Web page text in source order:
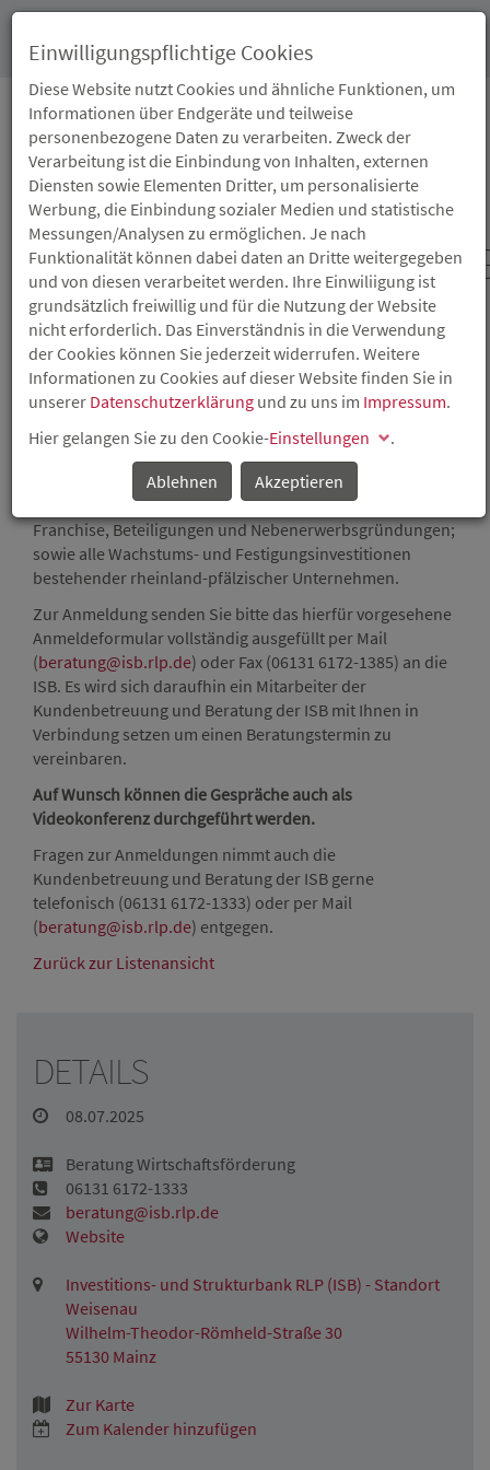
ISB-BERATUNGSTAG
DER
IN MAINZ
Der ISB-Beratungstag richtet sich an Existenzgründer und
Unternehmen mitBetriebsstättein Rheinland-Pfalz,
welche die Finanzierung ihres Vorhabens durch die
Einbeziehung öffentlicher Mittel optimieren wollen.
Beraten werden u.a. die Möglichkeiten der Einbindung
öffentlicher Mittel in die Finanzierungen aller Arten von
Gründungsvorhaben; so z. B. auch Betriebsübernahmen,
Franchise, Beteiligungen und Nebenerwerbsgründungen;
sowie alle Wachstums- und Festigungsinvestitionen
bestehender rheinland-pfälzischer Unternehmen.
Zur Anmeldung senden Sie bitte das hierfür vorgesehene
Anmeldeformular vollständig ausgefüllt per Mail
(beratung@isb.rlp.de) oder Fax (06131 6172-1385) an die
ISB. Es wird sich daraufhin ein Mitarbeiter der
Kundenbetreuung und Beratung der ISB mit Ihnen in
Verbindung setzen um einen Beratungstermin zu
vereinbaren.
Auf Wunsch können die Gespräche auch als
Videokonferenz durchgeführt werden.
Fragen zur Anmeldungen nimmt auch die
Kundenbetreuung und Beratung der ISB gerne
telefonisch (06131 6172-1333) oder per Mail
(beratung@isb.rlp.de) entgegen.
Zurück zur Listenansicht
DETAILS
08.07.2025
Beratung Wirtschaftsförderung
06131 6172-1333
beratung@isb.rlp.de
Website
Investitions- und Strukturbank RLP (ISB) - Standort
Weisenau
Wilhelm-Theodor-Römheld-Straße 30
55130 Mainz
Zur Karte
Zum Kalender hinzufügen
Einwilligungspflichtige Cookies
Diese Website nutzt Cookies und ähnliche Funktionen, um
Informationen über Endgeräte und teilweise
personenbezogene Daten zu verarbeiten. Zweck der
Verarbeitung ist die Einbindung von Inhalten, externen
Diensten sowie Elementen Dritter, um personalisierte
Werbung, die Einbindung sozialer Medien und statistische
Messungen/Analysen zu ermöglichen. Je nach
Funktionalität können dabei daten an Dritte weitergegeben
und von diesen verarbeitet werden. Ihre Einwiliigung ist
grundsätzlich freiwillig und für die Nutzung der Website
nicht erforderlich. Das Einverständnis in die Verwendung
der Cookies können Sie jederzeit widerrufen. Weitere
Informationen zu Cookies auf dieser Website finden Sie in
unserer Datenschutzerklärung und zu uns im Impressum.
Hier gelangen Sie zu den Cookie-Einstellungen
.
Ablehnen
Akzeptieren